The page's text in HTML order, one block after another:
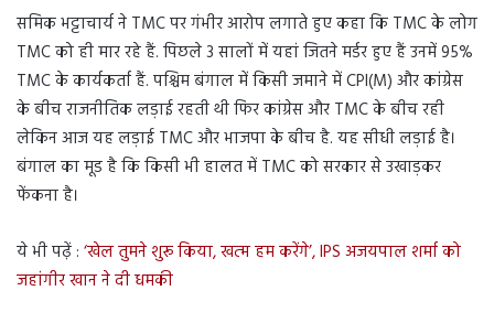
समिक भट्टाचार्य ने TMC पर गंभीर आरोप लगाते हुए कहा कि TMC के लोग
TMC को ही मार रहे हैं. पिछले 3 सालों में यहां जितने मर्डर हुए हैं उनमें 95%
TMC के कार्यकर्ता हैं. पश्चिम बंगाल में किसी जमाने में CPI(M) और कांग्रेस
के बीच राजनीतिक लड़ाई रहती थी फिर कांग्रेस और TMC के बीच रही
लेकिन आज यह लड़ाई TMC और भाजपा के बीच है. यह सीधी लड़ाई है।
बंगाल का मूड है कि किसी भी हालत में TMC को सरकार से उखाड़कर
फेंकना है।
ये भी पढ़ें : ‘खेल तुमने शुरू किया, खत्म हम करेंगे’, IPS अजयपाल शर्मा को
जहांगीर खान ने दी धमकी